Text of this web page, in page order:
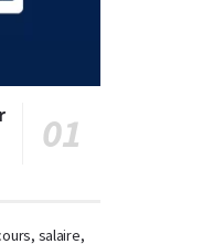
salaire,